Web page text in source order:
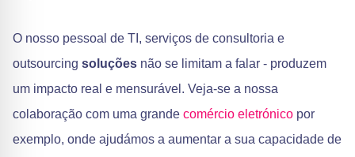
O nosso pessoal de TI, serviços de consultoria e
outsourcing soluções não se limitam a falar - produzem
um impacto real e mensurável. Veja-se a nossa
colaboração com uma grande comércio eletrónico por
exemplo, onde ajudámos a aumentar a sua capacidade de